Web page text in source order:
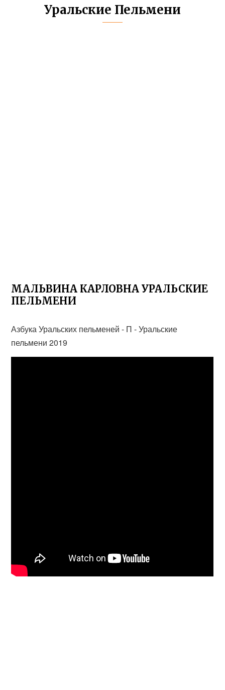
Уральские Пельмени
МАЛЬВИНА КАРЛОВНА УРАЛЬСКИЕ
ПЕЛЬМЕНИ
Азбука Уральских пельменей - П - Уральские
пельмени 2019